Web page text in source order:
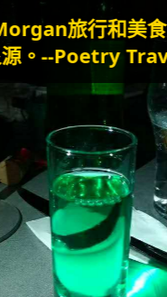
旅行和美食是我
--Poetry Traveller